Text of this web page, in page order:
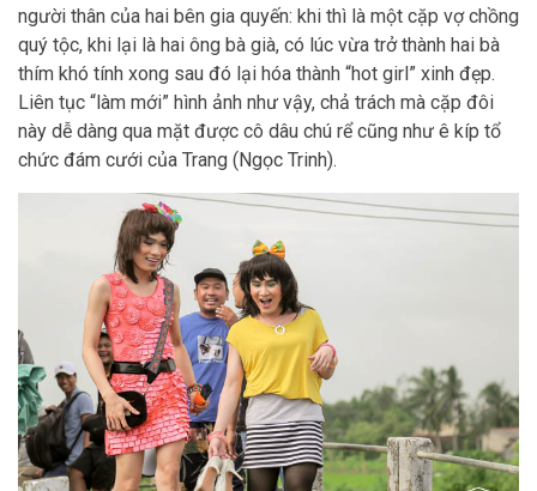
người thân của hai bên gia quyến: khi thì là một cặp vợ chồng
quý tộc, khi lại là hai ông bà già, có lúc vừa trở thành hai bà
thím khó tính xong sau đó lại hóa thành “hot girl” xinh đẹp.
Liên tục “làm mới” hình ảnh như vậy, chả trách mà cặp đôi
này dễ dàng qua mặt được cô dâu chú rể cũng như ê kíp tổ
chức đám cưới của Trang (Ngọc Trinh).